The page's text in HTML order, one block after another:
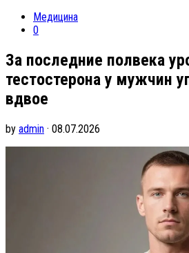
Медицина
0
За последние полвека
тестостерона у мужчин
вдвое
by admin · 08.07.2026